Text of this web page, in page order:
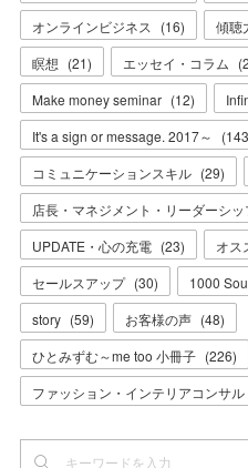
オンラインビジネス
(16) 傾聴
瞑想 (21) エッセイ・コラム (
Make money seminar (12)
It's a sign or message. 2017～
(
コミュニケーションスキル (29)
店長・マネジメント・リーダーシ
UPDATE・心の充電 (23) オス
セールスアップ (30) 1000
story (59) お客様の声 (48)
ひとみずむ～me too 小冊子 (226)
ファッション・インテリアコンサル